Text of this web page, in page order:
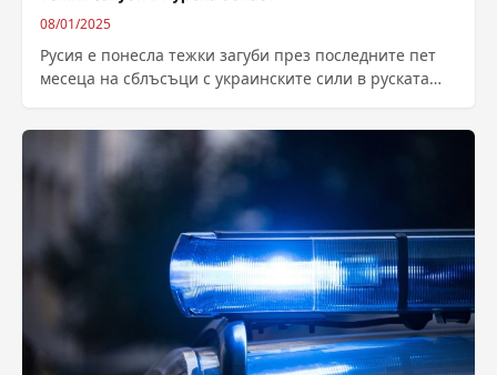
08/01/2025
Русия е понесла тежки загуби през последните пет
месеца на сблъсъци с украинските сили в руската